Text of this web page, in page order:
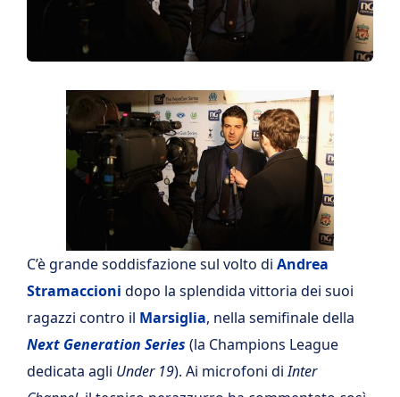
C’è grande soddisfazione sul volto di Andrea
Stramaccioni dopo la splendida vittoria dei suoi
ragazzi contro il Marsiglia, nella semifinale della
Next Generation Series (la Champions League
dedicata agli Under 19). Ai microfoni diInter